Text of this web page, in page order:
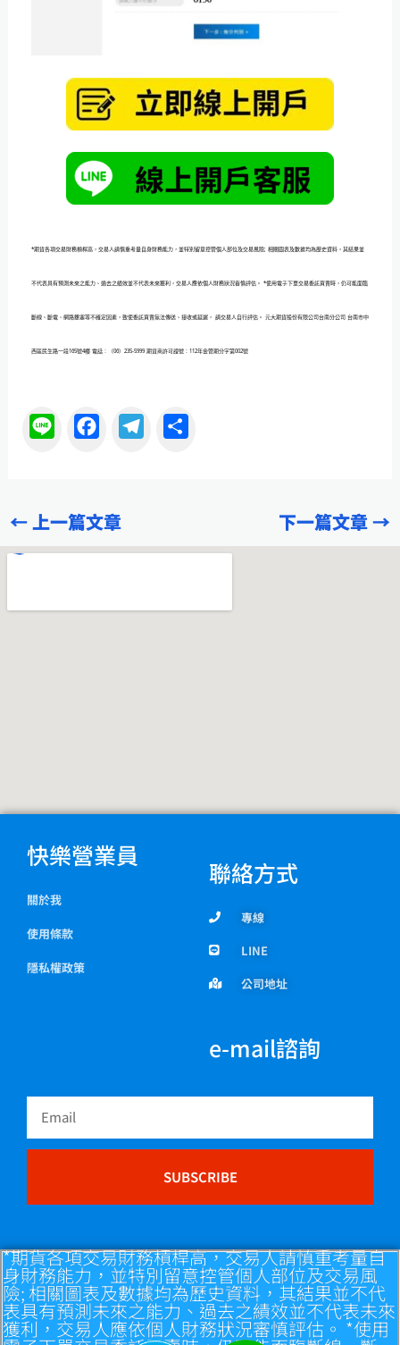
*期貨各項交易財務槓桿高，交易人請慎重考量自身財務能力，並特別留意控管個人部位及交易風險; 相關圖表及數據均為歷史資料，其結果並
不代表具有預測未來之能力、過去之績效並不代表未來獲利，交易人應依個人財務狀況審慎評估。 *使用電子下單交易委託買賣時，仍可能面臨
斷線、斷電、網路壅塞等不確定因素，致使委託買賣無法傳送、接收或延遲， 請交易人自行評估。 元大期貨股份有限公司台南分公司 台南市中
西區民生路一段165號4樓 電話：（06）235-5999 期貨商許可證號：112年金管期分字第002號
b
o
r
←上一篇文章 下一篇文章→
快樂營業員
關於我
使用條款
隱私權政策
聯絡方式
專線
LINE
公司地址
e-mail諮詢
Email
SUBSCRIBE
*期貨各項交易財務槓桿高，交易人請慎重考量自
身財務能力，並特別留意控管個人部位及交易風
險; 相關圖表及數據均為歷史資料，其結果並不代
表具有預測未來之能力、過去之績效並不代表未來
獲利，交易人應依個人財務狀況審慎評估。 *使用